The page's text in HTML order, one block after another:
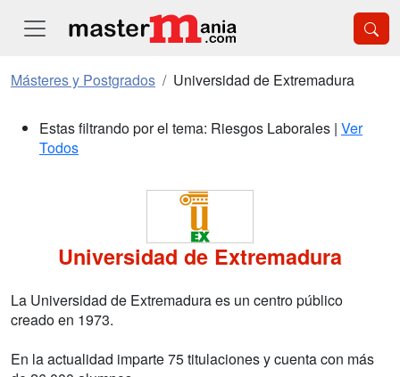
Másteres y Postgrados Universidad de Extremadura
Estas filtrando por el tema: Riesgos Laborales | Ver
Todos
Universidad de Extremadura
La Universidad de Extremadura es un centro público
creado en 1973.
En la actualidad imparte 75 titulaciones y cuenta con más